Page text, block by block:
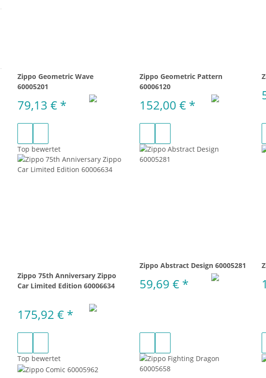
Zippo Geometric Wave
60005201
79,13 € *
Zippo Geometric Pattern
60006120
152,00 € *
Top bewertet
Zippo 75th Anniversary Zippo
Car Limited Edition 60006634
175,92 € *
Zippo Abstract Design 60005281
59,69 € *
Top bewertet